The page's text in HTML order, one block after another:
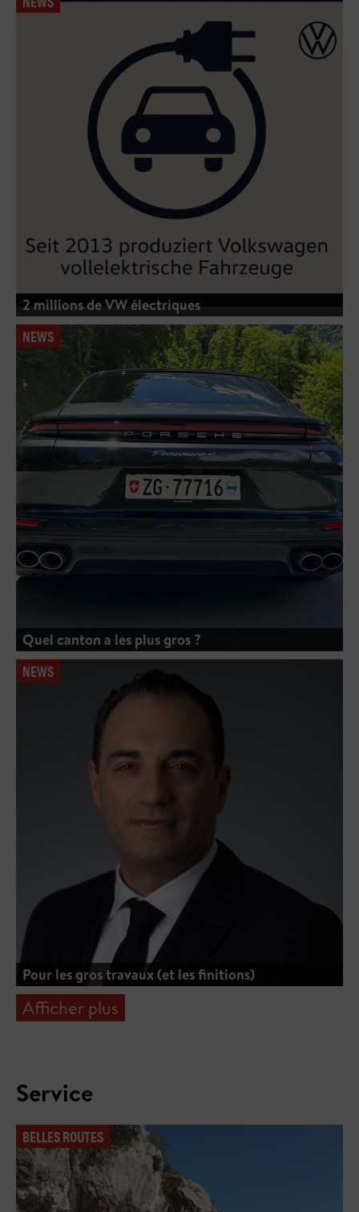
2 millions de VW électriques
NEWS
Quel canton a les plus gros ?
NEWS
Pour les gros travaux (et les finitions)
Afficher plus
Service
BELLES ROUTES